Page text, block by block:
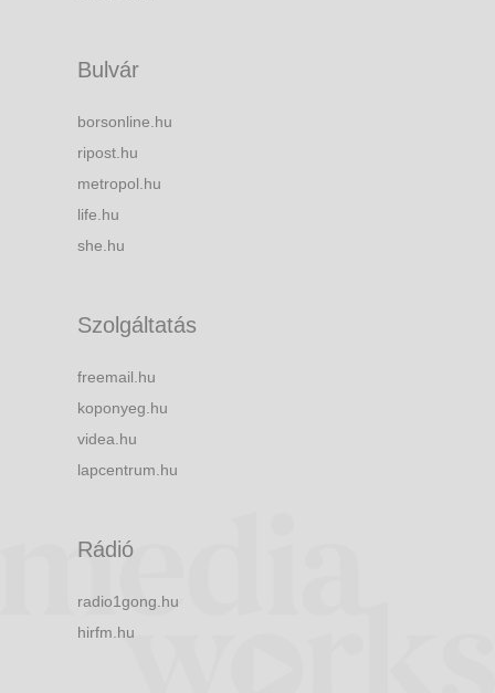
Bulvár
borsonline.hu
ripost.hu
metropol.hu
life.hu
she.hu
Szolgáltatás
freemail.hu
koponyeg.hu
videa.hu
lapcentrum.hu
Rádió
radio1gong.hu
hirfm.hu